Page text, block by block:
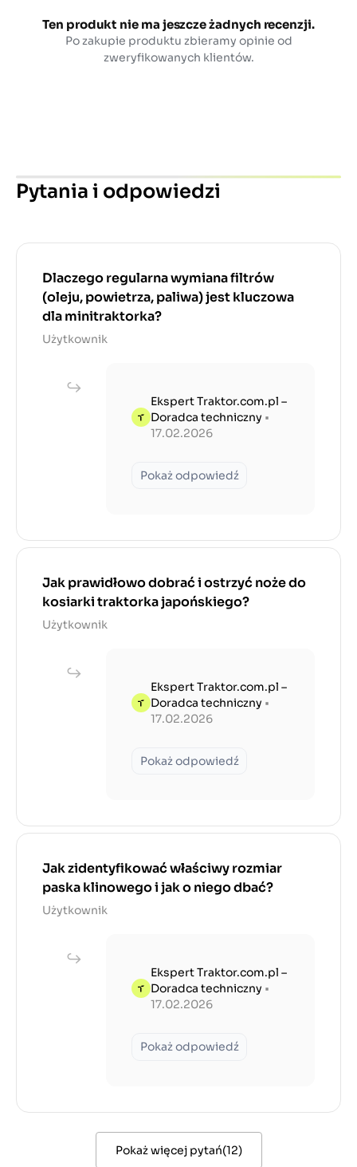
Ten produkt nie ma jeszcze żadnych recenzji.
Po zakupie produktu zbieramy opinie od
zweryfikowanych klientów.
Pytania i odpowiedzi
Dlaczego regularna wymiana filtrów
(oleju, powietrza, paliwa) jest kluczowa
dla minitraktorka?
Użytkownik
Ekspert Traktor.com.pl –
Doradca techniczny •
17.02.2026
Pokaż odpowiedź
Jak prawidłowo dobrać i ostrzyć noże do
kosiarki traktorka japońskiego?
Użytkownik
Ekspert Traktor.com.pl –
Doradca techniczny •
17.02.2026
Pokaż odpowiedź
Jak zidentyfikować właściwy rozmiar
paska klinowego i jak o niego dbać?
Użytkownik
Ekspert Traktor.com.pl –
Doradca techniczny •
17.02.2026
Pokaż odpowiedź
Pokaż więcej pytań(12)